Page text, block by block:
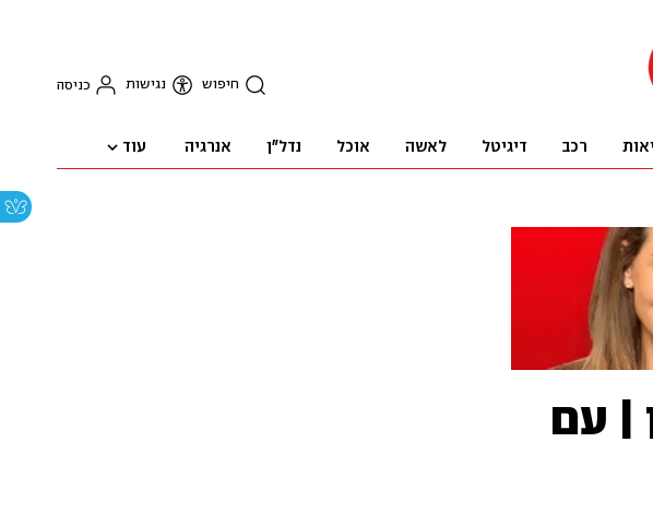
חיפוש נגישות כניסה
רכב דיגיטל לאשה אוכל נדל"ן אנרגיה עוד
| עם